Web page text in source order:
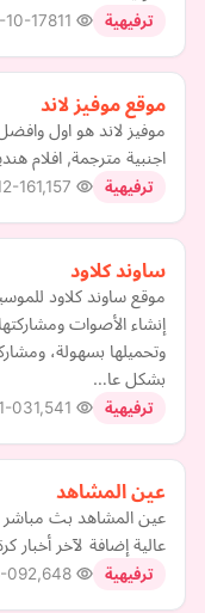
ترفيهية 10-17
موقع موفيز لاند
موفيز لاند هو اول
اجنبية مترجمة, افلام
ترفيهية 16
ساوند كلاود
موقع ساوند كلاود
إنشاء الأصوات
وتحميلها بسهولة،
بشكل عا…
ترفيهية 03
عين المشاهد
عين المشاهد بث مباشر
عالية إضافة لآخر أخبار
ترفيهية 09